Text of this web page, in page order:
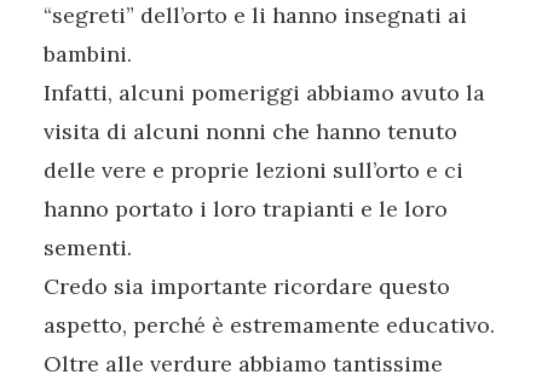
“segreti” dell’orto e li hanno insegnati ai
bambini.
Infatti, alcuni pomeriggi abbiamo avuto la
visita di alcuni nonni che hanno tenuto
delle vere e proprie lezioni sull’orto e ci
hanno portato i loro trapianti e le loro
sementi.
Credo sia importante ricordare questo
aspetto, perché è estremamente educativo.
Oltre alle verdure abbiamo tantissime